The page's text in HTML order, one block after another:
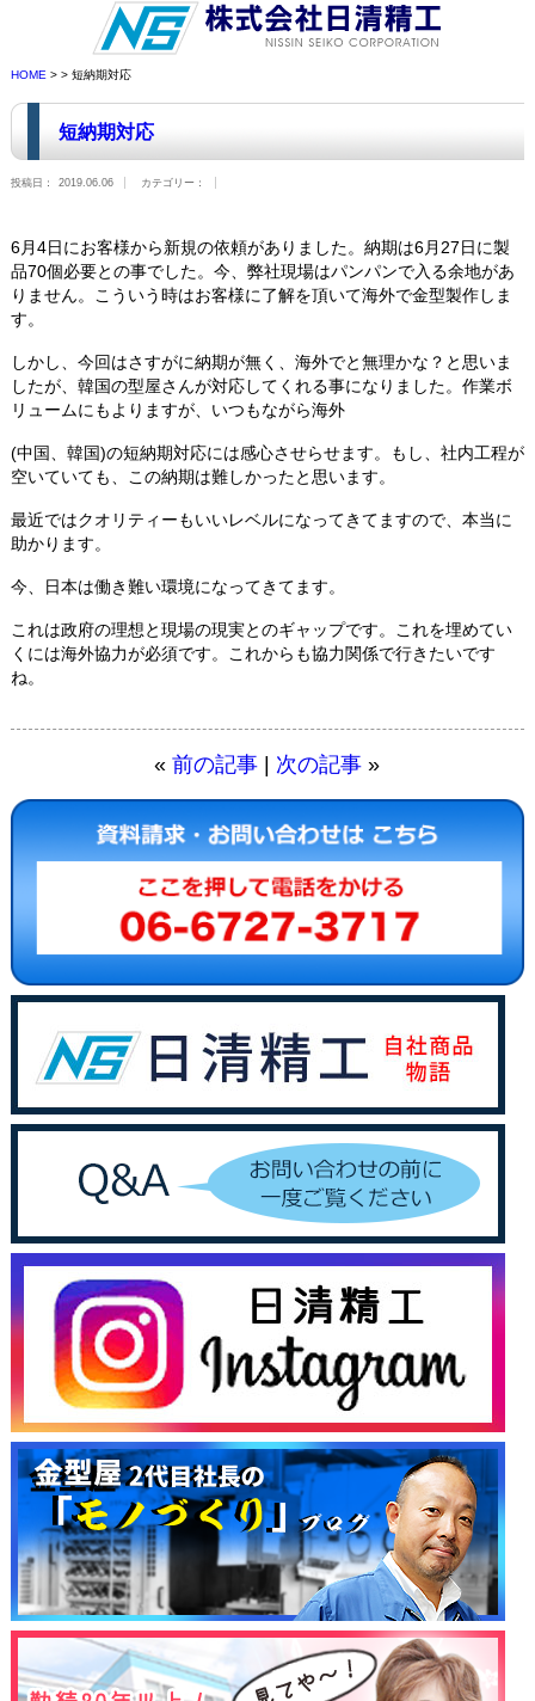
HOME > > 短納期対応
短納期対応
投稿日： 2019.06.06 カテゴリー：
6月4日にお客様から新規の依頼がありました。納期は6月27日に製
品70個必要との事でした。今、弊社現場はパンパンで入る余地があ
りません。こういう時はお客様に了解を頂いて海外で金型製作しま
す。
しかし、今回はさすがに納期が無く、海外でと無理かな？と思いま
したが、韓国の型屋さんが対応してくれる事になりました。作業ボ
リュームにもよりますが、いつもながら海外
(中国、韓国)の短納期対応には感心させらせます。もし、社内工程が
空いていても、この納期は難しかったと思います。
最近ではクオリティーもいいレベルになってきてますので、本当に
助かります。
今、日本は働き難い環境になってきてます。
これは政府の理想と現場の現実とのギャップです。これを埋めてい
くには海外協力が必須です。これからも協力関係で行きたいです
ね。
«前の記事 次の記事 »